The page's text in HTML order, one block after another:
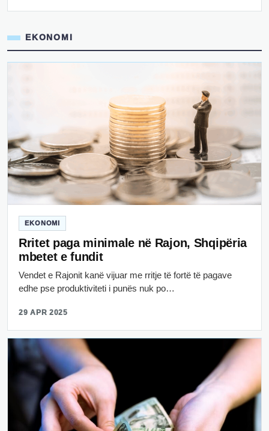
EKONOMI
EKONOMI
Rritet paga minimale në Rajon, Shqipëria
mbetet e fundit
Vendet e Rajonit kanë vijuar me rritje të fortë të pagave
edhe pse produktiviteti i punës nuk po…
29 APR 2025